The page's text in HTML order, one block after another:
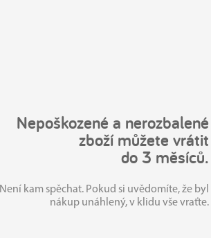
Nepoškozené a nerozbalené
zboží můžete vrátit
do 3 měsíců.
Není kam spěchat. Pokud si uvědomíte, že byl
nákup unáhlený, v klidu vše vraťte.